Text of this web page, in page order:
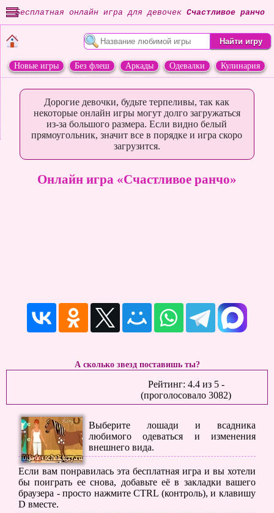
Бесплатная онлайн игра для девочек Счастливое ранчо
Новые игры Без флеш Аркады Одевалки
Кулинария
Дорогие девочки, будьте терпеливы, так как
некоторые онлайн игры могут долго загружаться
из-за большого размера. Если видно белый
прямоугольник, значит все в порядке и игра скоро
загрузится.
Онлайн игра «Счастливое ранчо»
А сколько звезд поставишь ты?
Рейтинг: 4.4из 5-
(проголосовало 3082)
Выберите лошади и всадника
любимого одеваться и изменения
внешнего вида.
Если вам понравилась эта бесплатная игра и вы хотели
бы поиграть ее снова, добавьте её в закладки вашего
браузера - просто нажмите CTRL (контроль), и клавишу
D вместе.